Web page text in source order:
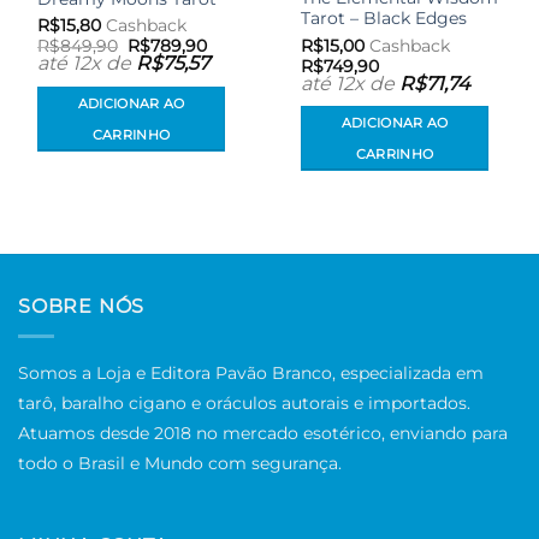
R$15,80 Cashback
R$849,90 O
preço
original
era:
R$849,90.
R$789,90O
preço
é:
até 12x de R$75,57
ADICIONAR AO
CARRINHO
Tarot – Black Edges
R$15,00 Cashback
R$749,90
até 12x de R$71,74
ADICIONAR AO
CARRINHO
SOBRE NÓS
Somos a Loja e Editora Pavão Branco, especializada em
tarô, baralho cigano e oráculos autorais e importados.
Atuamos desde 2018 no mercado esotérico, enviando para
todo o Brasil e Mundo com segurança.